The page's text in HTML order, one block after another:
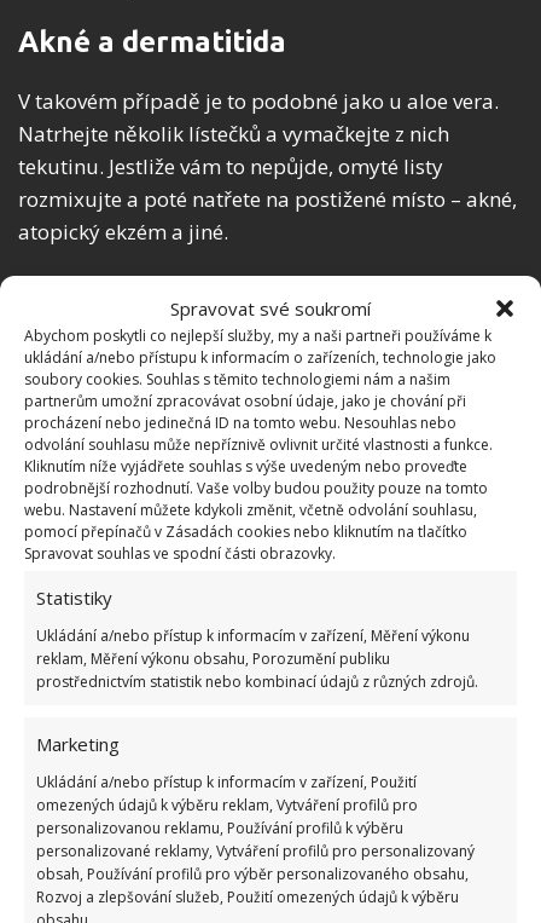
Spravovat své soukromí
Abychom poskytli co nejlepší služby, my a naši partneři používáme k
ukládání a/nebo přístupu k informacím o zařízeních, technologie jako
soubory cookies. Souhlas s těmito technologiemi nám a našim
partnerům umožní zpracovávat osobní údaje, jako je chování při
procházení nebo jedinečná ID na tomto webu. Nesouhlas nebo
odvolání souhlasu může nepříznivě ovlivnit určité vlastnosti a funkce.
Kliknutím níže vyjádřete souhlas s výše uvedeným nebo proveďte
podrobnější rozhodnutí. Vaše volby budou použity pouze na tomto
webu. Nastavení můžete kdykoli změnit, včetně odvolání souhlasu,
pomocí přepínačů v Zásadách cookies nebo kliknutím na tlačítko
Spravovat souhlas ve spodní části obrazovky.
Statistiky
Ukládání a/nebo přístup k informacím v zařízení, Měření výkonu
reklam, Měření výkonu obsahu, Porozumění publiku
prostřednictvím statistik nebo kombinací údajů z různých zdrojů.
Marketing
Ukládání a/nebo přístup k informacím v zařízení, Použití
omezených údajů k výběru reklam, Vytváření profilů pro
personalizovanou reklamu, Používání profilů k výběru
personalizované reklamy, Vytváření profilů pro personalizovaný
obsah, Používání profilů pro výběr personalizovaného obsahu,
Rozvoj a zlepšování služeb, Použití omezených údajů k výběru
Akné a dermatitida
V takovém případě je to podobné jako u aloe vera.
Natrhejte několik lístečků a vymačkejte z nich
tekutinu. Jestliže vám to nepůjde, omyté listy
rozmixujte a poté natřete na postižené místo – akné,
atopický ekzém a jiné.
Můžete si z rostliny vyrobit mastičku. Recept vám
nabídneme v malém poměru, ale vy si jej můžete
znásobit a uchovat v ledničce. Budete potřebovat
jeden gram šťávy z rostliny a pět gramů vepřového
sádla. Tuk rozpusťte a nalijte do něj šťávu z rostliny.
Mažte na modřiny, ale i bolestivé klouby.